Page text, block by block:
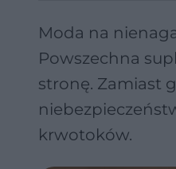
Moda na
Powszechna
stronę. Zamiast
krwotoków.